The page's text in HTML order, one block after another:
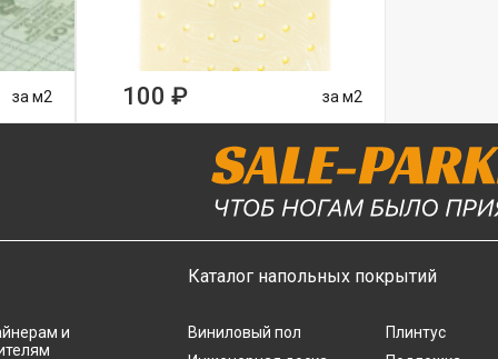
за м2 100 ₽ за м2
и
Каталог напольных покрытий
Виниловый пол
Плинтус